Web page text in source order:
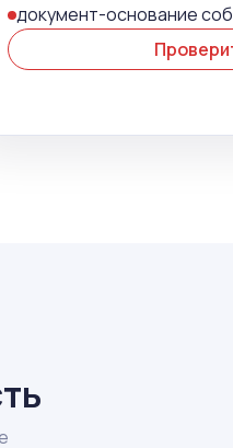
документ-основание